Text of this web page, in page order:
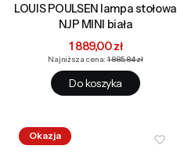
LOUIS POULSEN lampa stołowa
NJP MINI biała
Cena promocyjna
1 889,00 zł
Najniższa cena: 1 885,84 zł
Do koszyka
Okazja